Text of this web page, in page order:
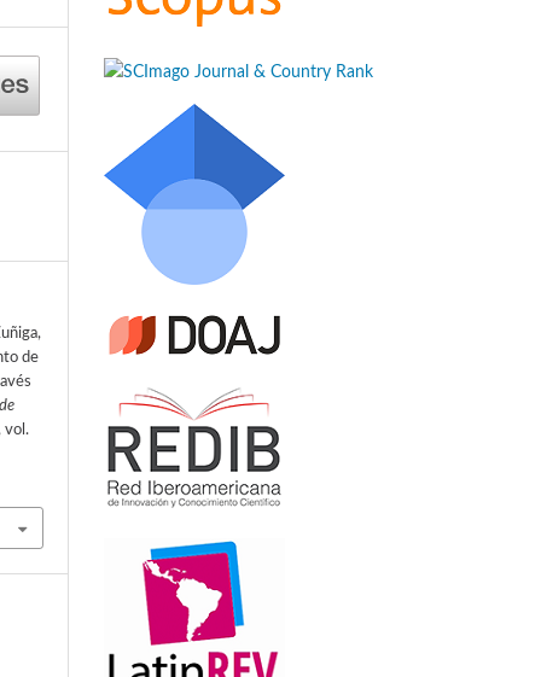
de
vol.